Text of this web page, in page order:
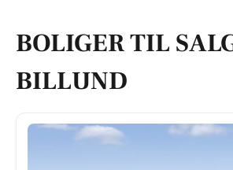
BOLIGER TIL
BILLUND